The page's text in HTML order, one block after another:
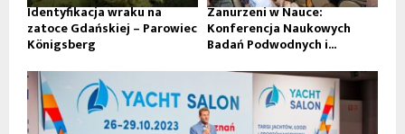
Identyfikacja wraku na
zatoce Gdańskiej – Parowiec
Königsberg
Zanurzeni w Nauce:
Konferencja Naukowych
Badań Podwodnych i...